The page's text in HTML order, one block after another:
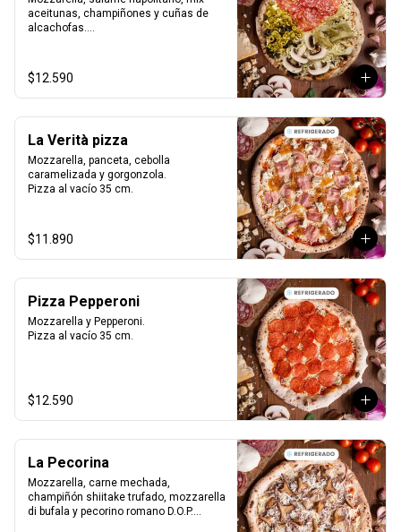
aceitunas, champiñones y cuñas de
alcachofas.
$12.590
La Verità pizza
Mozzarella, panceta, cebolla
caramelizada y gorgonzola.
Pizza al vacío 35 cm.
$11.890
Pizza Pepperoni
Mozzarella y Pepperoni.
Pizza al vacío 35 cm.
$12.590
La Pecorina
Mozzarella, carne mechada,
champiñón shiitake trufado, mozzarella
di bufala y pecorino romano D.O.P.